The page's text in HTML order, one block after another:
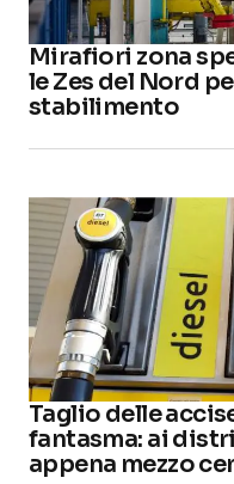
Mirafiori zona
le Zes del Nord
stabilimento
Taglio delle
fantasma: ai
appena mezzo